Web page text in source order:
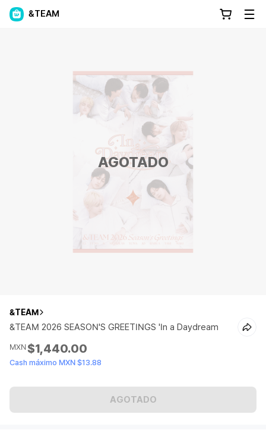
&TEAM
AGOTADO
&TEAM
&TEAM 2026 SEASON'S GREETINGS 'In a Daydream
MXN$1,440.00
Cash máximo MXN $13.88
AGOTADO